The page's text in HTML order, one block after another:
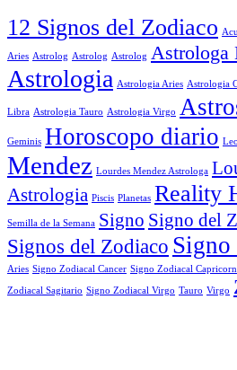
12 Signos del Zodiaco
Aries Astrolog Astrolog Astrolog Astrologa
Astrologia Astrologia Aries Astrologia
Libra Astrologia Tauro Astrologia Virgo
Geminis Horoscopo diario Leo
Mendez Lourdes Mendez Astrologa
Astrologia Piscis Planetas Reality
Semilla de la Semana Signo Signo del
Signos del Zodiaco
Aries Signo Zodiacal Cancer Signo Zodiacal
Zodiacal Sagitario Signo Zodiacal Virgo Tauro Virgo